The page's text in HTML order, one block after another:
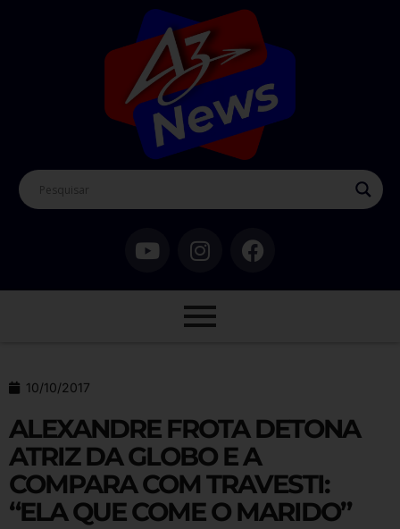
10/10/2017
ALEXANDRE FROTA DETONA
ATRIZ DA GLOBO E A
COMPARA COM TRAVESTI:
“ELA QUE COME O MARIDO”